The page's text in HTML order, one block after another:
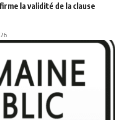
la validité de la clause